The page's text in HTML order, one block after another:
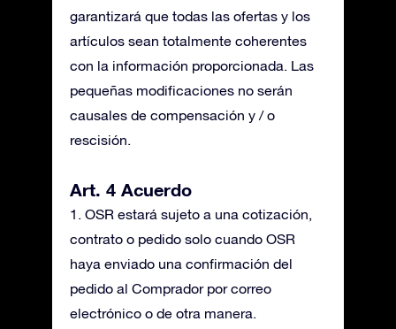
garantizará que todas las ofertas y los
artículos sean totalmente coherentes
con la información proporcionada. Las
pequeñas modificaciones no serán
causales de compensación y / o
rescisión.
Art. 4 Acuerdo
1. OSR estará sujeto a una cotización,
contrato o pedido solo cuando OSR
haya enviado una confirmación del
pedido al Comprador por correo
electrónico o de otra manera.